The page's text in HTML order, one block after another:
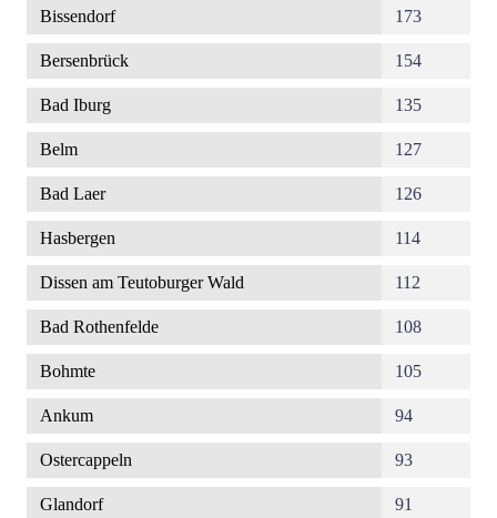
Bissendorf 173
Bersenbrück 154
Bad Iburg 135
Belm 127
Bad Laer 126
Hasbergen 114
Dissen am Teutoburger Wald 112
Bad Rothenfelde 108
Bohmte 105
Ankum 94
Ostercappeln 93
Glandorf 91